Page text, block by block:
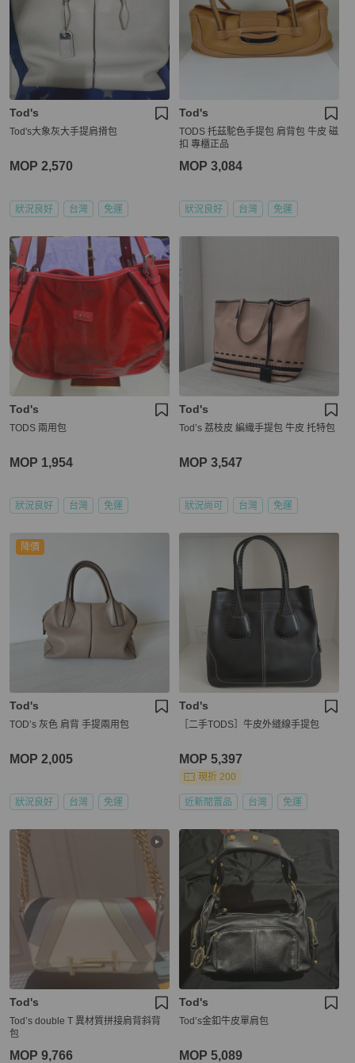
Tod's
Tod's大象灰大手提肩揹包
MOP 2,570
狀況良好 台灣 免運
Tod's
TODS 托茲駝色手提包 肩背包 牛皮 磁
扣 專櫃正品
MOP 3,084
狀況良好 台灣 免運
Tod's
TODS 兩用包
MOP 1,954
狀況良好 台灣 免運
Tod's
Tod’s 荔枝皮 編織手提包 牛皮 托特包
MOP 3,547
狀況尚可 台灣 免運
降價
Tod's
TOD’s 灰色 肩背 手提兩用包
MOP 2,005
狀況良好 台灣 免運
Tod's
［二手TODS］牛皮外縫線手提包
MOP 5,397
現折 200
近新閒置品 台灣 免運
Tod's
Tod’s double T 異材質拼接肩背斜背
包
MOP 9,766
Tod's
Tod’s金釦牛皮單肩包
MOP 5,089